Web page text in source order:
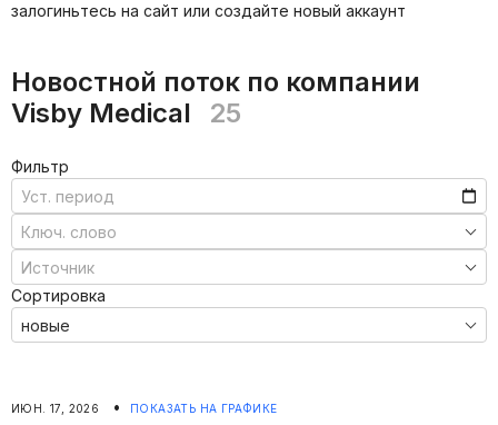
залогиньтесь на сайт или создайте новый аккаунт
Новостной поток по компании
Visby Medical
25
Фильтр
Сортировка
ИЮН. 17, 2026 • ПОКАЗАТЬ НА ГРАФИКЕ